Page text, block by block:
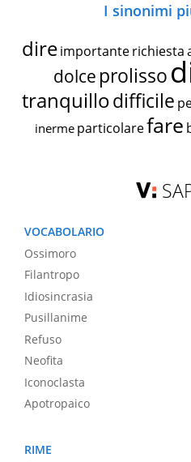
I sinonimi
dire importante richiesta
dolce prolisso
tranquillodifficile
inerme particolarefare
VOCABOLARIO
Ossimoro
Filantropo
Idiosincrasia
Pusillanime
Refuso
Neofita
Iconoclasta
Apotropaico
RIME